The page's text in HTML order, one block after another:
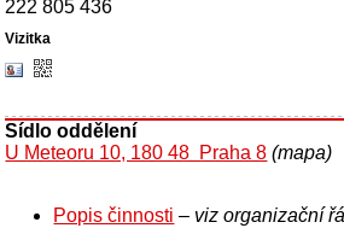
222 805 436
Sídlo oddělení
U Meteoru 10, 180 48 Praha 8 (mapa)
Popis činnosti – viz organizační